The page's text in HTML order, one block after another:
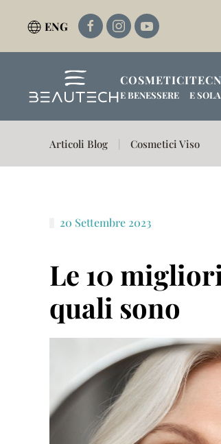
Passa al contenuto principale
ENG
COSMETICI
E BENESSERE E
Articoli Blog Cosmetici Viso
20 Settembre 2023
Le 10
quali sono